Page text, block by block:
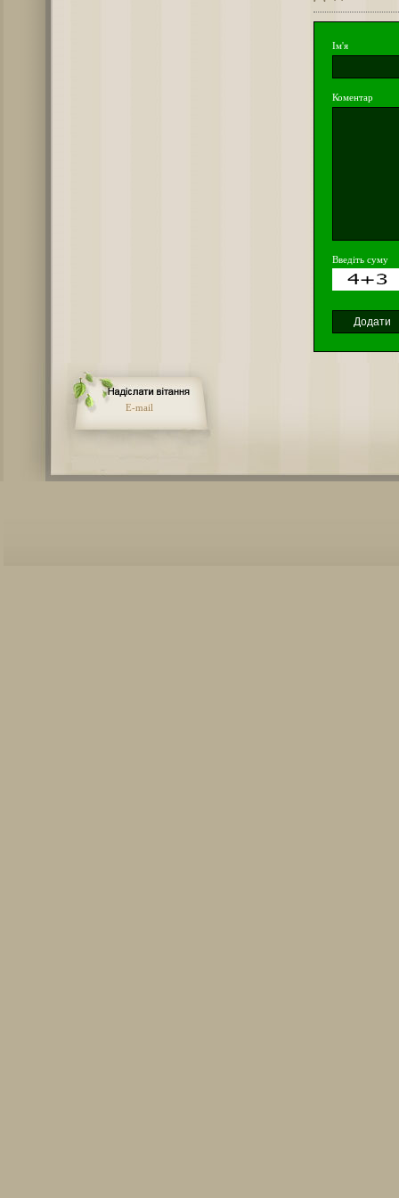
Ім'я
Коментар
Введіть суму
E-mail